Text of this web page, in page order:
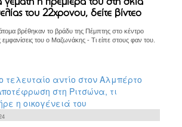
γεμάτη η πρεμιέρα του στη σκιά
του 22χρονου, δείτε βίντεο
βρέθηκαν το βράδυ της Πέμπτης στο κέντρο
εμφανίσεις του ο Μαζωνάκης - Τι είπε στους φαν του.